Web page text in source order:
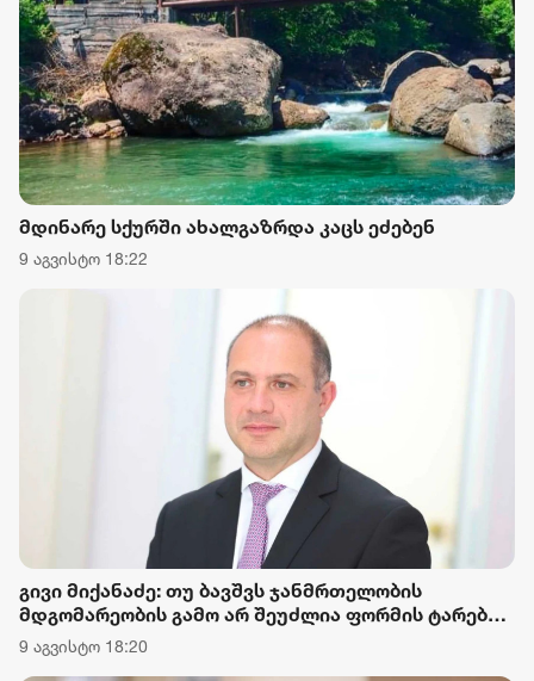
მდინარე სქურში ახალგაზრდა კაცს ეძებენ
9 აგვისტო 18:22
გივი მიქანაძე: თუ ბავშვს ჯანმრთელობის
მდგომარეობის გამო არ შეუძლია ფორმის ტარება,
მშობელი წარმოადგენს შესაბამის სამედიცინო
ცნობას, რომლის საფუძველზეც მოსწავლე
9 აგვისტო 18:20